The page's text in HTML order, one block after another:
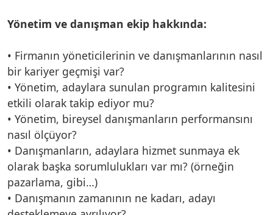
Yönetim ve danışman ekip hakkında:
• Firmanın yöneticilerinin ve danışmanlarının nasıl
bir kariyer geçmişi var?
• Yönetim, adaylara sunulan programın kalitesini
etkili olarak takip ediyor mu?
• Yönetim, bireysel danışmanların performansını
nasıl ölçüyor?
• Danışmanların, adaylara hizmet sunmaya ek
olarak başka sorumlulukları var mı? (örneğin
pazarlama, gibi…)
• Danışmanın zamanının ne kadarı, adayı